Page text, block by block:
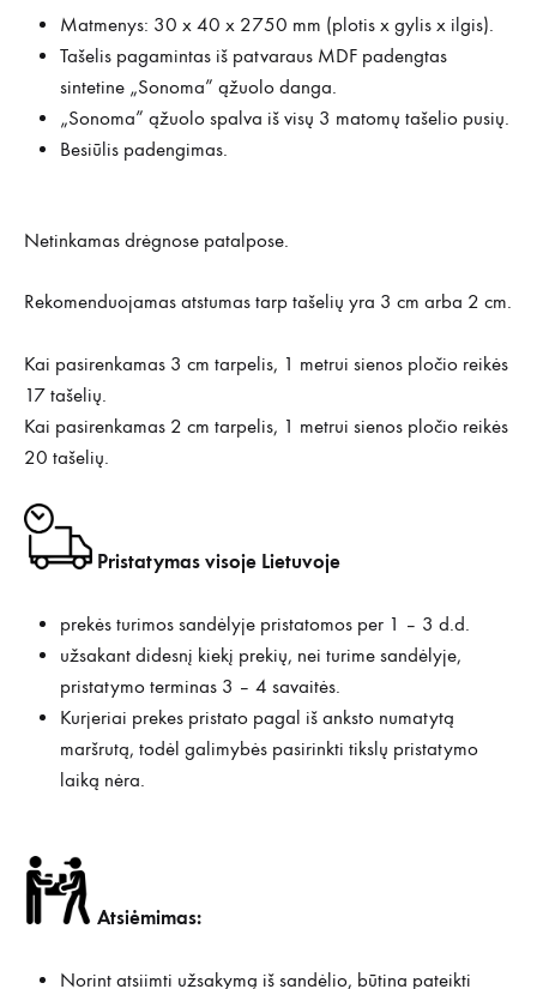
Matmenys: 30 x 40 x 2750 mm (plotis x gylis x ilgis).
Tašelis pagamintas iš patvaraus MDF padengtas
sintetine „Sonoma” ąžuolo danga.
„Sonoma” ąžuolo spalva iš visų 3 matomų tašelio pusių.
Besiūlis padengimas.
Netinkamas drėgnose patalpose.
Rekomenduojamas atstumas tarp tašelių yra 3 cm arba 2 cm.
Kai pasirenkamas 3 cm tarpelis, 1 metrui sienos pločio reikės
17 tašelių.
Kai pasirenkamas 2 cm tarpelis, 1 metrui sienos pločio reikės
20 tašelių.
Pristatymas visoje Lietuvoje
prekės turimos sandėlyje pristatomos per 1 – 3 d.d.
užsakant didesnį kiekį prekių, nei turime sandėlyje,
pristatymo terminas 3 – 4 savaitės.
Kurjeriai prekes pristato pagal iš anksto numatytą
maršrutą, todėl galimybės pasirinkti tikslų pristatymo
laiką nėra.
Atsiėmimas:
Norint atsiimti užsakymą iš sandėlio, būtina pateikti